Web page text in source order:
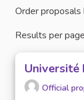
Order proposals
Results per
Université
Official